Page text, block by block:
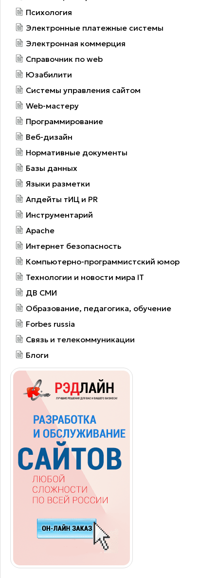
Психология
Электронные платежные системы
Электронная коммерция
Справочник по web
Юзабилити
Системы управления сайтом
Web-мастеру
Программирование
Веб-дизайн
Нормативные документы
Базы данных
Языки разметки
Апдейты тИЦ и PR
Инструментарий
Apache
Интернет безопасность
Компьютерно-программистский юмор
Технологии и новости мира IT
ДВ СМИ
Образование, педагогика, обучение
Forbes russia
Связь и телекоммуникации
Блоги